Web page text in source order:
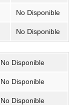
No Disponible
No Disponible
No Disponible
No Disponible
No Disponible